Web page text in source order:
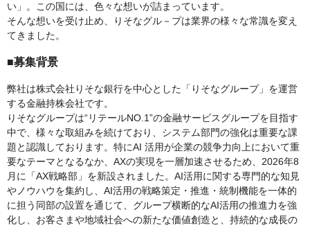
い」。この国には、色々な想いが詰まっています。
そんな想いを受け止め、りそなグル－プは業界の様々な常識を変え
てきました。
■募集背景
弊社は株式会社りそな銀行を中心とした「りそなグループ」を運営
する金融持株会社です。
りそなグループは“リテールNO.1”の金融サービスグループを目指す
中で、様々な取組みを続けており、システム部門の強化は重要な課
題と認識しております。特にAI 活用が企業の競争力向上において重
要なテーマとなるなか、AXの実現を一層加速させるため、2026年8
月に「AX戦略部」を新設されました。AI活用に関する専門的な知見
やノウハウを集約し、AI活用の戦略策定・推進・統制機能を一体的
に担う同部の設置を通じて、グループ横断的なAI活用の推進力を強
化し、お客さまや地域社会への新たな価値創造と、持続的な成長の